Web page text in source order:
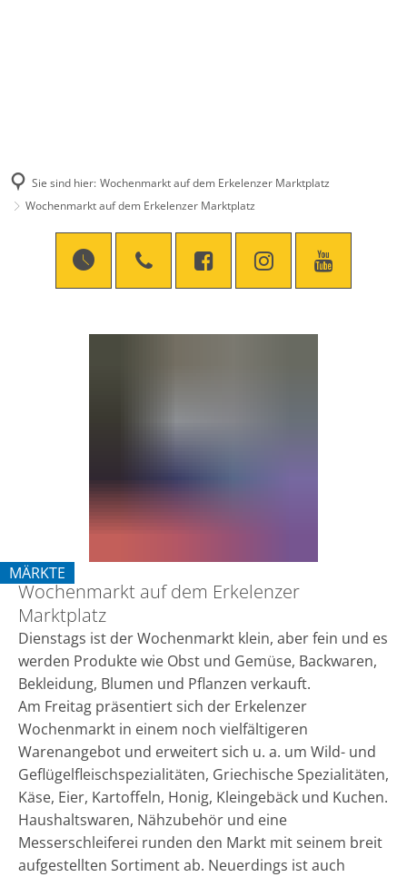
Sie sind hier: Wochenmarkt auf dem Erkelenzer Marktplatz
Wochenmarkt auf dem Erkelenzer Marktplatz
MÄRKTE
KATEGORIE: MÄRKTE
Wochenmarkt auf dem Erkelenzer
Marktplatz
Dienstags ist der Wochenmarkt klein, aber fein und es
werden Produkte wie Obst und Gemüse, Backwaren,
Bekleidung, Blumen und Pflanzen verkauft.
Am Freitag präsentiert sich der Erkelenzer
Wochenmarkt in einem noch vielfältigeren
Warenangebot und erweitert sich u. a. um Wild- und
Geflügelfleischspezialitäten, Griechische Spezialitäten,
Käse, Eier, Kartoffeln, Honig, Kleingebäck und Kuchen.
Haushaltswaren, Nähzubehör und eine
Messerschleiferei runden den Markt mit seinem breit
aufgestellten Sortiment ab. Neuerdings ist auch